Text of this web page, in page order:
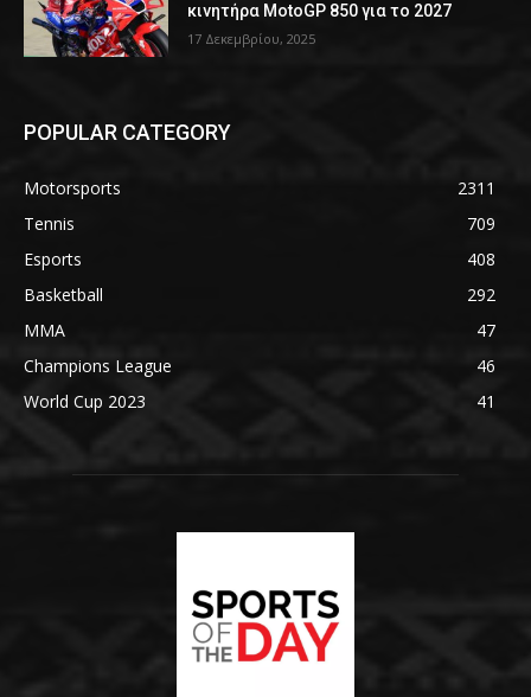
κινητήρα MotoGP 850 για το 2027
17 Δεκεμβρίου, 2025
POPULAR CATEGORY
Motorsports
2311
Tennis
709
Esports
408
Basketball
292
MMA
47
Champions League
46
World Cup 2023
41